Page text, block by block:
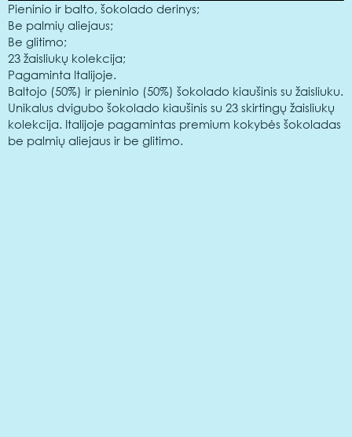
Pieninio ir balto, šokolado derinys;
Be palmių aliejaus;
Be glitimo;
23 žaisliukų kolekcija;
Pagaminta Italijoje.
Baltojo (50%) ir pieninio (50%) šokolado kiaušinis su žaisliuku.
Unikalus dvigubo šokolado kiaušinis su 23 skirtingų žaisliukų
kolekcija. Italijoje pagamintas premium kokybės šokoladas
be palmių aliejaus ir be glitimo.